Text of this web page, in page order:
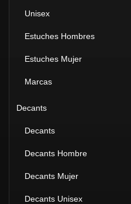
Unisex
Estuches Hombres
Estuches Mujer
Marcas
Decants
Decants
Decants Hombre
Decants Mujer
Decants Unisex